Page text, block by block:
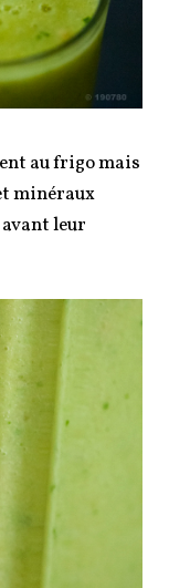
au frigo mais
minéraux
leur